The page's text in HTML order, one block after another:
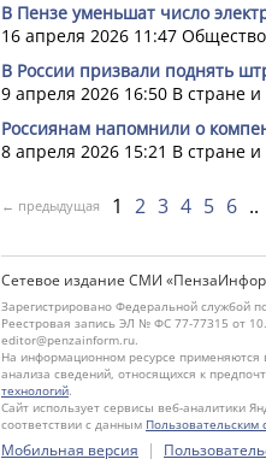
В Пензе уменьшат число
16 апреля 2026 11:47 Общество
В России призвали поднять
9 апреля 2026 16:50 В стране
Россиянам напомнили о
8 апреля 2026 15:21 В стране
← предыдущая 1 2 3 4 5 6
Сетевое издание СМИ
Зарегистрировано Федеральной службой
Реестровая запись ЭЛ № ФС 77-77315 от
editor@penzainform.ru.
На информационном ресурсе применяются
анализа сведений, относящихся к
технологий.
Сайт использует сервисы веб-аналитики
соответствии с данным Пользовательским
Мобильная версия |